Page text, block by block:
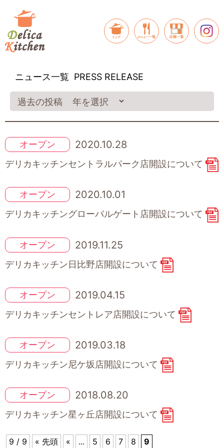
ニュース一覧 PRESS RELEASE
過去の投稿
過
去
の
稿
オープン 2020.10.28
デリカキッチンセントラルパーク店開設について
オープン 2020.10.01
デリカキッチングローバルゲート店開設について
オープン 2019.11.25
デリカキッチン日比野店開設について
オープン 2019.04.15
デリカキッチンセントレア店開設について
オープン 2019.03.18
デリカキッチン尼ケ坂店開設について
オープン 2018.08.20
デリカキッチン星ヶ丘店開設について
9 / 9 « 先頭 « ... 5 6 7 8 9